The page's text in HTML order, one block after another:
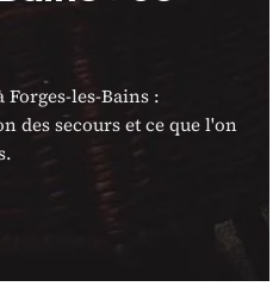
les-Bains :
des secours et ce que l'on